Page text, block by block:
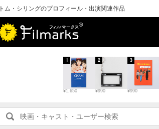
トム・シリングのプロフィール・出演関連作品
¥1,650
1
¥990
2
¥990
3